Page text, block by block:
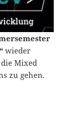
wieder
Mixed
zu gehen.